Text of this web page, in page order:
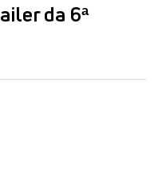
da 6ª